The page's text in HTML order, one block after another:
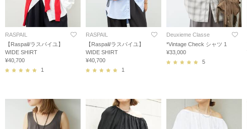
RASPAIL
【Raspail/ラスパイユ】
WIDE SHIRT
¥40,700
1
RASPAIL
【Raspail/ラスパイユ】
WIDE SHIRT
¥40,700
1
Deuxieme Classe
*Vintage Check シャツ 1
¥33,000
5